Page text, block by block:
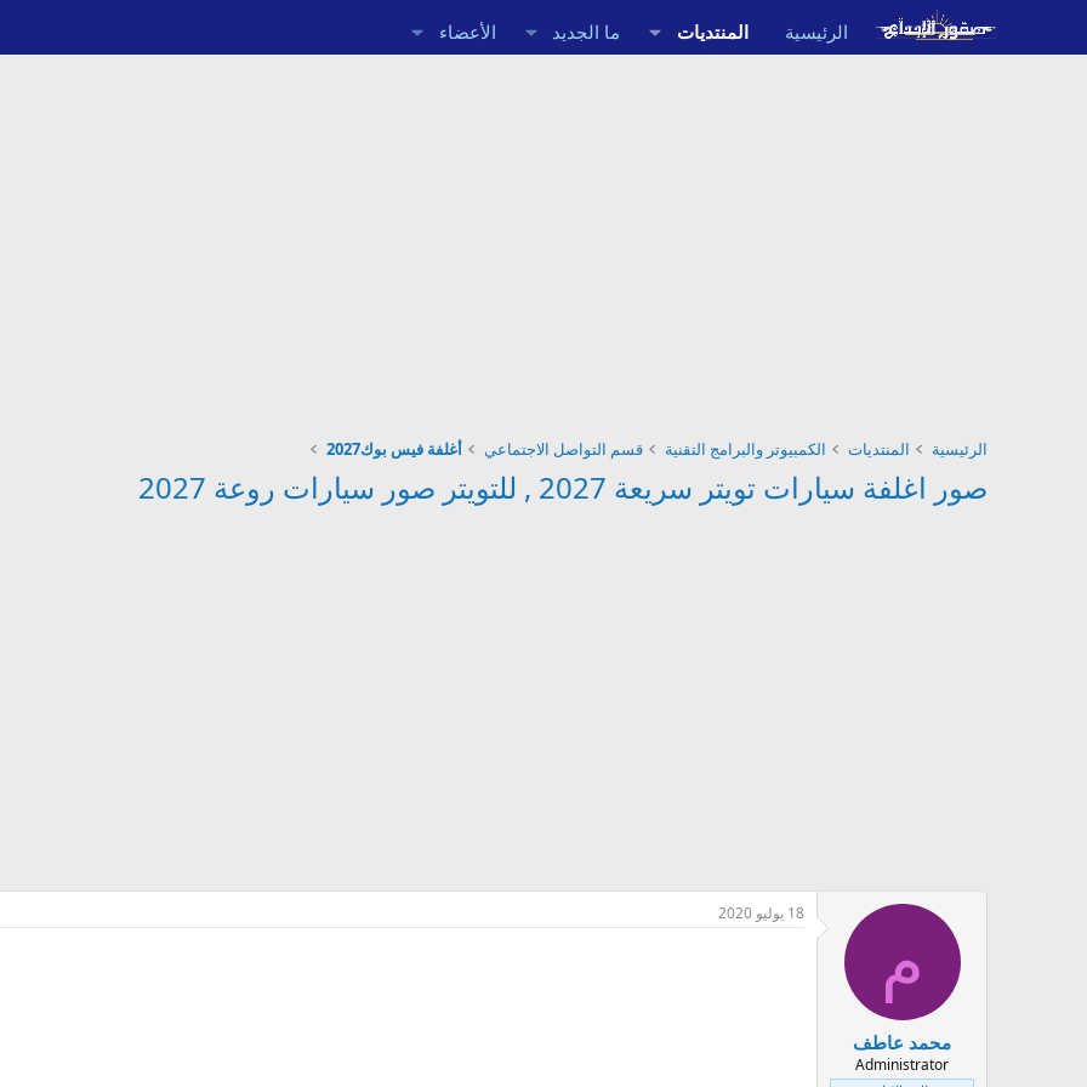
الرئيسية المنتديات ما الجديد الأعضاء
الرئيسية المنتديات الكمبيوتر والبرامج التقنية قسم التواصل الاجتماعي أغلفة فيس بوك2027
صور اغلفة سيارات تويتر سريعة 2027 , للتويتر صور سيارات روعة 2027
م
محمد عاطف
Administrator
18 يوليو 2020